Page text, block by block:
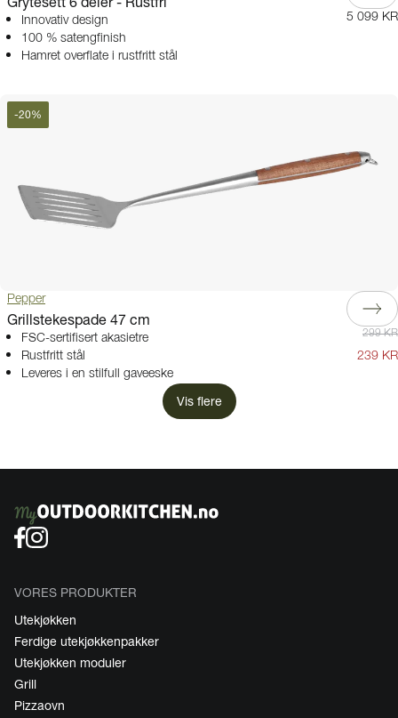
Innovativ design
100 % satengfinish
Hamret overflate i rustfritt stål
5 099 KR
-20%
Pepper
Grillstekespade 47 cm
FSC-sertifisert akasietre
Rustfritt stål
Leveres i en stilfull gaveeske
299 KR
239 KR
Vis flere
VORES PRODUKTER
Utekjøkken
Ferdige utekjøkkenpakker
Utekjøkken moduler
Grill
Pizzaovn